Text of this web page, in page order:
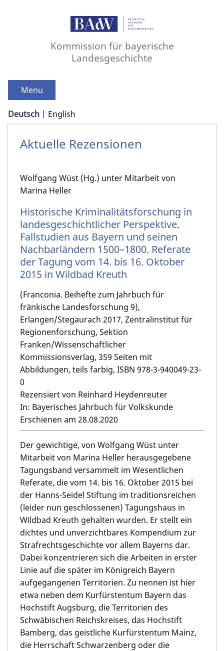
Kommission für bayerische
Landesgeschichte
Menu
Deutsch English
Aktuelle Rezensionen
Wolfgang Wüst (Hg.) unter Mitarbeit von
Marina Heller
Historische Kriminalitätsforschung in
landesgeschichtlicher Perspektive.
Fallstudien aus Bayern und seinen
Nachbarländern 1500–1800. Referate
der Tagung vom 14. bis 16. Oktober
2015 in Wildbad Kreuth
(Franconia. Beihefte zum Jahrbuch für
fränkische Landesforschung 9),
Erlangen/Stegaurach 2017, Zentralinstitut für
Regionenforschung, Sektion
Franken/Wissenschaftlicher
Kommissionsverlag, 359 Seiten mit
Abbildungen, teils farbig, ISBN 978-3-940049-23-
0
Rezensiert von Reinhard Heydenreuter
In: Bayerisches Jahrbuch für Volkskunde
Erschienen am 28.08.2020
Der gewichtige, von Wolfgang Wüst unter
Mitarbeit von Marina Heller herausgegebene
Tagungsband versammelt im Wesentlichen
Referate, die vom 14. bis 16. Oktober 2015 bei
der Hanns-Seidel Stiftung im traditionsreichen
(leider nun geschlossenen) Tagungshaus in
Wildbad Kreuth gehalten wurden. Er stellt ein
dichtes und unverzichtbares Kompendium zur
Strafrechtsgeschichte vor allem Bayerns dar.
Dabei konzentrieren sich die Arbeiten in erster
Linie auf die später im Königreich Bayern
aufgegangenen Territorien. Zu nennen ist hier
etwa neben dem Kurfürstentum Bayern das
Hochstift Augsburg, die Territorien des
Schwäbischen Reichskreises, das Hochstift
Bamberg, das geistliche Kurfürstentum Mainz,
die Herrschaft Schwarzenberg oder die